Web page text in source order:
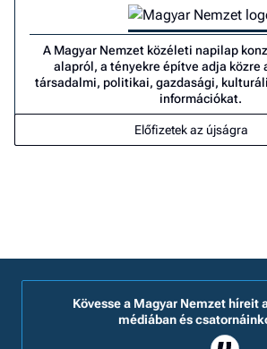
A Magyar Nemzet közéleti napilap
alapról, a tényekre építve adja közre
társadalmi, politikai, gazdasági,
információkat.
Előfizetek az újságra
Kövesse a Magyar Nemzet híreit
médiában és